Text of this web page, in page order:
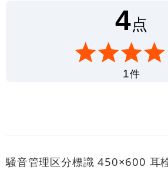
4点
1件
騒音管理区分標識 450×600 耳